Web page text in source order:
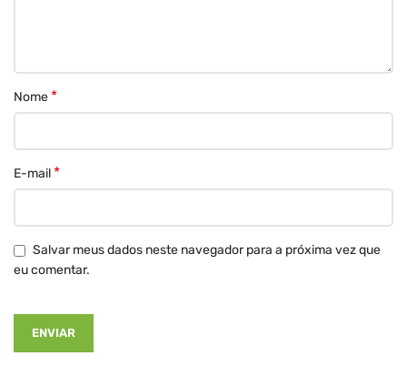
Nome *
E-mail *
Salvar meus dados neste navegador para a próxima vez que
eu comentar.